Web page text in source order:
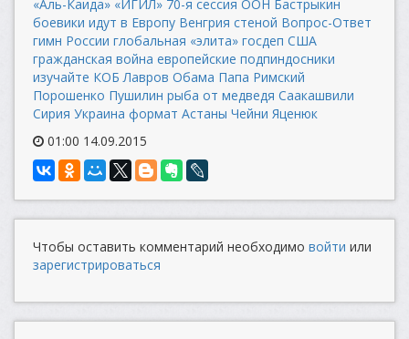
«Аль-Каида» «ИГИЛ» 70-я сессия ООН Бастрыкин
боевики идут в Европу Венгрия стеной Вопрос-Ответ
гимн России глобальная «элита» госдеп США
гражданская война европейские подпиндосники
изучайте КОБ Лавров Обама Папа Римский
Порошенко Пушилин рыба от медведя Саакашвили
Сирия Украина формат Астаны Чейни Яценюк
01:00 14.09.2015
Чтобы оставить комментарий необходимо войти или
зарегистрироваться